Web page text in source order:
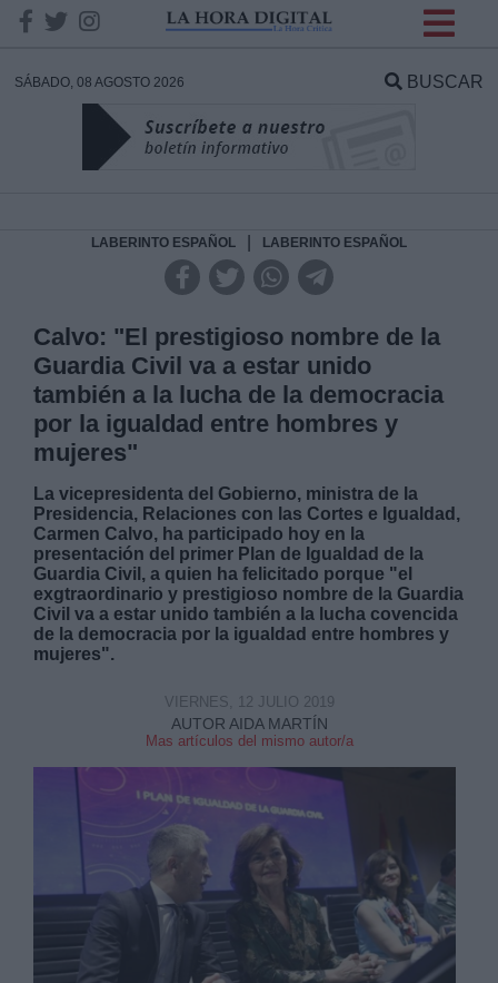
SÁBADO, 08 AGOSTO 2026 BUSCAR
LABERINTO ESPAÑOL LABERINTO ESPAÑOL
Calvo: "El prestigioso nombre de la
Guardia Civil va a estar unido
también a la lucha de la democracia
por la igualdad entre hombres y
mujeres"
La vicepresidenta del Gobierno, ministra de la
Presidencia, Relaciones con las Cortes e Igualdad,
Carmen Calvo, ha participado hoy en la
presentación del primer Plan de Igualdad de la
Guardia Civil, a quien ha felicitado porque "el
exgtraordinario y prestigioso nombre de la Guardia
Civil va a estar unido también a la lucha covencida
de la democracia por la igualdad entre hombres y
mujeres".
AUTOR AIDA MARTÍN
Mas artículos del mismo autor/a
VIERNES, 12 JULIO 2019
DATOS
Responsable:
Legitimación:
Destinatarios:
Derechos:
link
Información adicional